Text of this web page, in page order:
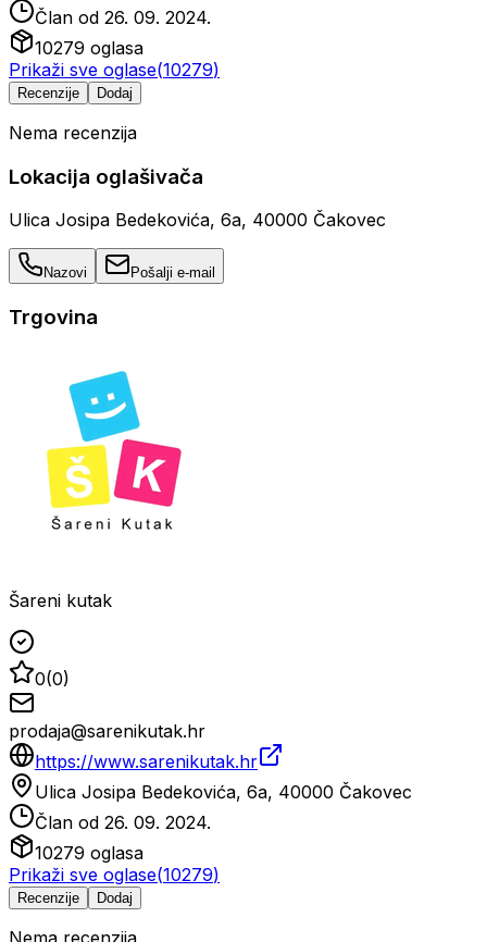
Član od 26. 09. 2024.
10279 oglasa
Prikaži sve oglase(10279)
Recenzije Dodaj
Nema recenzija
Lokacija oglašivača
Ulica Josipa Bedekovića, 6a, 40000 Čakovec
Nazovi Pošalji e-mail
Trgovina
Šareni kutak
0(0)
prodaja@sarenikutak.hr
https://www.sarenikutak.hr
Ulica Josipa Bedekovića, 6a, 40000 Čakovec
Član od 26. 09. 2024.
10279 oglasa
Prikaži sve oglase(10279)
Recenzije Dodaj
Nema recenzija